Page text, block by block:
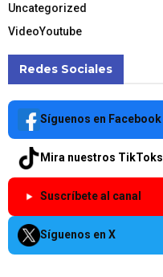
Uncategorized
VideoYoutube
Redes Sociales
Síguenos en Facebook
Mira nuestros TikToks
Suscríbete al canal
Síguenos en X